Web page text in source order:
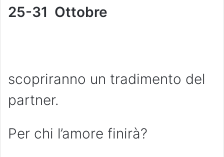
25-31 Ottobre
scopriranno un tradimento del
partner.
Per chi l’amore finirà?